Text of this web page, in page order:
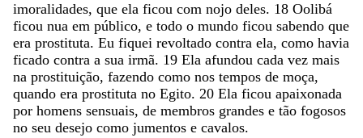
imoralidades, que ela ficou com nojo deles. 18 Oolibá
ficou nua em público, e todo o mundo ficou sabendo que
era prostituta. Eu fiquei revoltado contra ela, como havia
ficado contra a sua irmã. 19 Ela afundou cada vez mais
na prostituição, fazendo como nos tempos de moça,
quando era prostituta no Egito. 20 Ela ficou apaixonada
por homens sensuais, de membros grandes e tão fogosos
no seu desejo como jumentos e cavalos.